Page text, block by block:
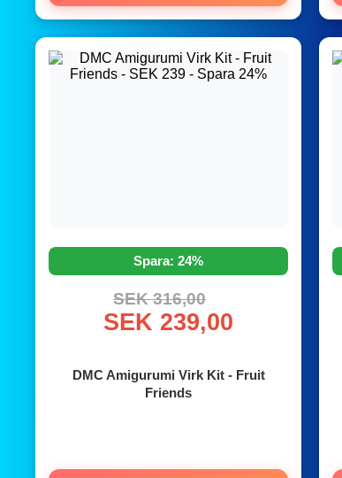
Spara: 24%
SEK 316,00
SEK 239,00
DMC Amigurumi Virk Kit - Fruit
Friends